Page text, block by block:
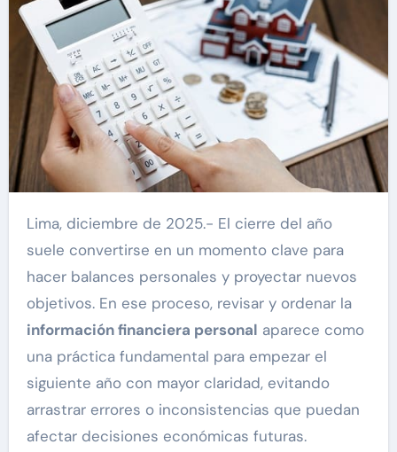
Lima, diciembre de 2025.- El cierre del año
suele convertirse en un momento clave para
hacer balances personales y proyectar nuevos
objetivos. En ese proceso, revisar y ordenar la
información financiera personal aparece como
una práctica fundamental para empezar el
siguiente año con mayor claridad, evitando
arrastrar errores o inconsistencias que puedan
afectar decisiones económicas futuras.